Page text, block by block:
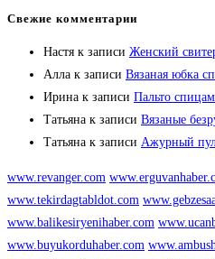
Свежие комментарии
Настя к записи Женский
Алла к записи Вязаная юбка
Ирина к записи Пальто
Татьяна к записи Вязаные
Татьяна к записи Ажурный
www.revanger.com
www.tekirdagtabldot.com
www.balikesiryenihaber.com
www.buyukorduhaber.com